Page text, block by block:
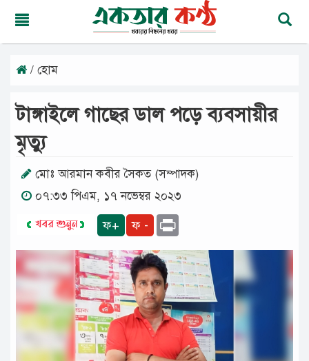
সোমবার,
অগাস্ট
২০২৬
শ্রাবণ
১৪৩৩
বঙ্গাব্দ
মূলপাতা
জাতীয়
দেশের
খবর
আমাদের
টাঙ্গাইল
আন্তর্জাতিক
/ হোম
টাঙ্গাইলে গাছের ডাল পড়ে ব্যবসায়ীর
মৃত্যু
মোঃ আরমান কবীর সৈকত (সম্পাদক)
০৭:৩৩ পিএম, ১৭ নভেম্বর ২০২৩
ফ+ ফ -